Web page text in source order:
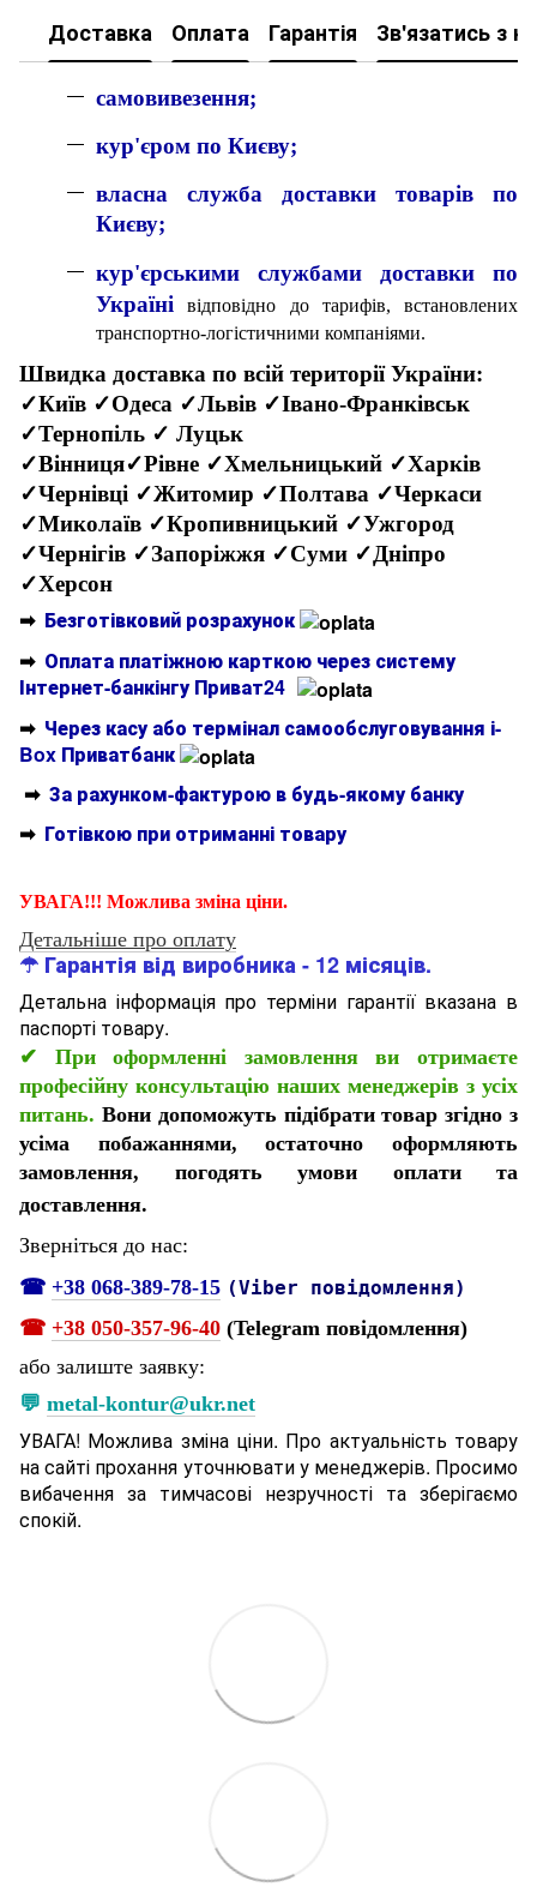
Доставка Оплата Гарантія Зв'язатись з
самовивезення;
кур'єром по Києву;
власна служба доставки товарів по
Києву;
кур'єрськими службами доставки по
Україні
відповідно до тарифів, встановлених
транспортно-логістичними компаніями.
Швидка доставка по всій території України:
✓Київ ✓Одеса ✓Львів ✓Івано-Франківськ
✓Тернопіль ✓ Луцьк
✓Вінниця✓Рівне ✓Хмельницький ✓Харків
✓Чернівці ✓Житомир ✓Полтава ✓Черкаси
✓Миколаїв ✓Кропивницький ✓Ужгород
✓Чернігів ✓Запоріжжя ✓Суми ✓Дніпро
✓Херсон
➡ Безготівковий розрахунок
➡ Оплата платіжною карткою через систему
Інтернет-банкінгу Приват24
➡ Через касу або термінал самообслуговування і-
Box Приватбанк
➡ За рахунком-фактурою в будь-якому банку
➡ Готівкою при отриманні товару
УВАГА!!! Можлива зміна ціни.
Детальніше про оплату
☂ Гарантія від виробника - 12 місяців.
Детальна інформація про терміни гарантії вказана в
паспорті товару.
✔ При оформленні замовлення ви отримаєте
професійну консультацію наших менеджерів з усіх
питань. Вони допоможуть підібрати товар згідно з
усіма побажаннями, остаточно оформляють
замовлення, погодять умови оплати та
доставлення.
Зверніться до нас:
☎ +38 068-389-78-15 (Viber повідомлення)
☎ +38 050-357-96-40 (Telegram повідомлення)
або залиште заявку:
💬 metal-kontur@ukr.net
УВАГА! Можлива зміна ціни. Про актуальність товару
на сайті прохання уточнювати у менеджерів. Просимо
вибачення за тимчасові незручності та зберігаємо
спокій.